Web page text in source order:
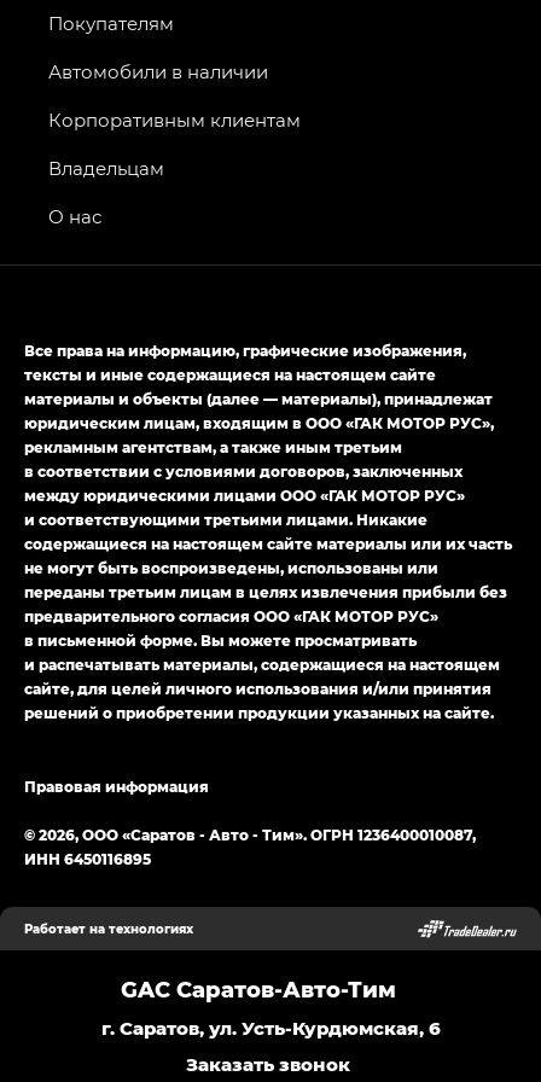
Джи Эс 8 ТРЭВЕЛЛЕР — GS8 TRAVELLER,
GT, Джи Эль — GL
GS4 — Джи Эс 4 (GS4) в комплектациях Джи Би
привод — GB AWD, Джи Эль Полный привод —
LOUNGE
Empow — Эмпау (Empow) в комплектации
Джи Эс — GS, Джи Эль с элементы экстерьера
в спортивном стиле — GL(S-Style)
GAC Саратов-Авто-Тим
г. Саратов, ул. Усть-Курдюмская, 6
Заказать звонок
Покупателям
Автомобили в наличии
Корпоративным клиентам
Владельцам
О нас
Все права на информацию, графические изображения,
тексты и иные содержащиеся на настоящем сайте
материалы и объекты (далее — материалы), принадлежат
юридическим лицам, входящим в ООО «ГАК МОТОР РУС»,
рекламным агентствам, а также иным третьим
в соответствии с условиями договоров, заключенных
между юридическими лицами ООО «ГАК МОТОР РУС»
и соответствующими третьими лицами. Никакие
содержащиеся на настоящем сайте материалы или их часть
не могут быть воспроизведены, использованы или
переданы третьим лицам в целях извлечения прибыли без
предварительного согласия ООО «ГАК МОТОР РУС»
в письменной форме. Вы можете просматривать
и распечатывать материалы, содержащиеся на настоящем
сайте, для целей личного использования и/или принятия
решений о приобретении продукции указанных на сайте.
© 2026, ООО «Саратов - Авто - Тим». ОГРН 1236400010087,
ИНН 6450116895
Правовая информация
Работает на технологиях